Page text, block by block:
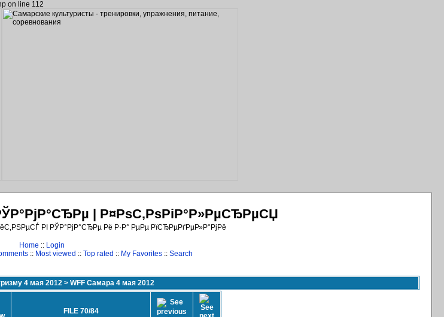
on line 112
| Р¤РѕС‚РѕРіР°Р»РµСЂРµСЏ
РІ РЎР°РјР°СЂРµ Рё Р·Р° РµРµ РїСЂРµРґРµР»Р°РјРё
Home :: Login
:: Most viewed :: Top rated :: My Favorites :: Search
4 мая 2012 > WFF Самара 4 мая 2012
FILE 70/84